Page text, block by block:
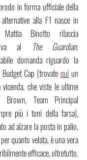
in forma ufficiale della
alla F1 nasce in
Mattia Binotto rilascia
al
domanda riguardo la
Cap (trovate qui un
che viste le ultime
Brown, Team Principal
più i toni della farsa),
ad alzare la posta in palio,
quanto velata, è una vera
efficace, oltretutto.